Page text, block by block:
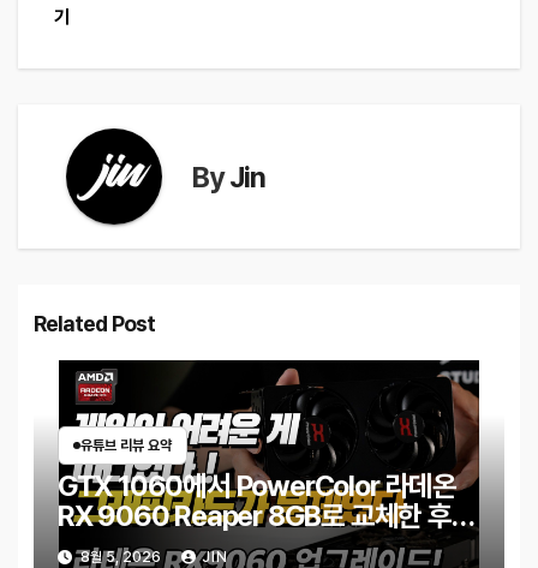
색
기
ByJin
Related Post
유튜브 리뷰 요약
GTX 1060에서 PowerColor 라데온
RX 9060 Reaper 8GB로 교체한 후기
｜엘든링·몬스터 헌터 와일즈 체감 변화
8월 5, 2026 JIN